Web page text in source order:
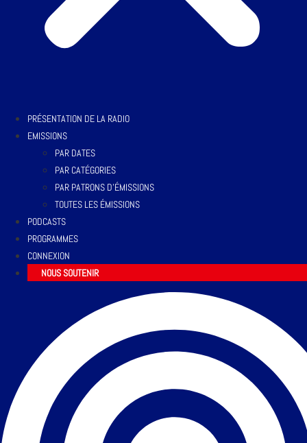
PRÉSENTATION DE LA RADIO
EMISSIONS
PAR DATES
PAR CATÉGORIES
PAR PATRONS D’ÉMISSIONS
TOUTES LES ÉMISSIONS
PODCASTS
PROGRAMMES
CONNEXION
NOUS SOUTENIR